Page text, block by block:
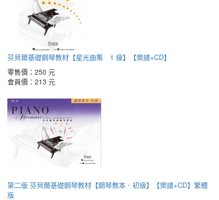
芬貝爾基礎鋼琴教材【星光曲集 1 級】【樂譜+CD】
零售價： 250 元
會員價： 213 元
第二版 芬貝爾基礎鋼琴教材【鋼琴教本．初級】【樂譜+CD】繁體
版